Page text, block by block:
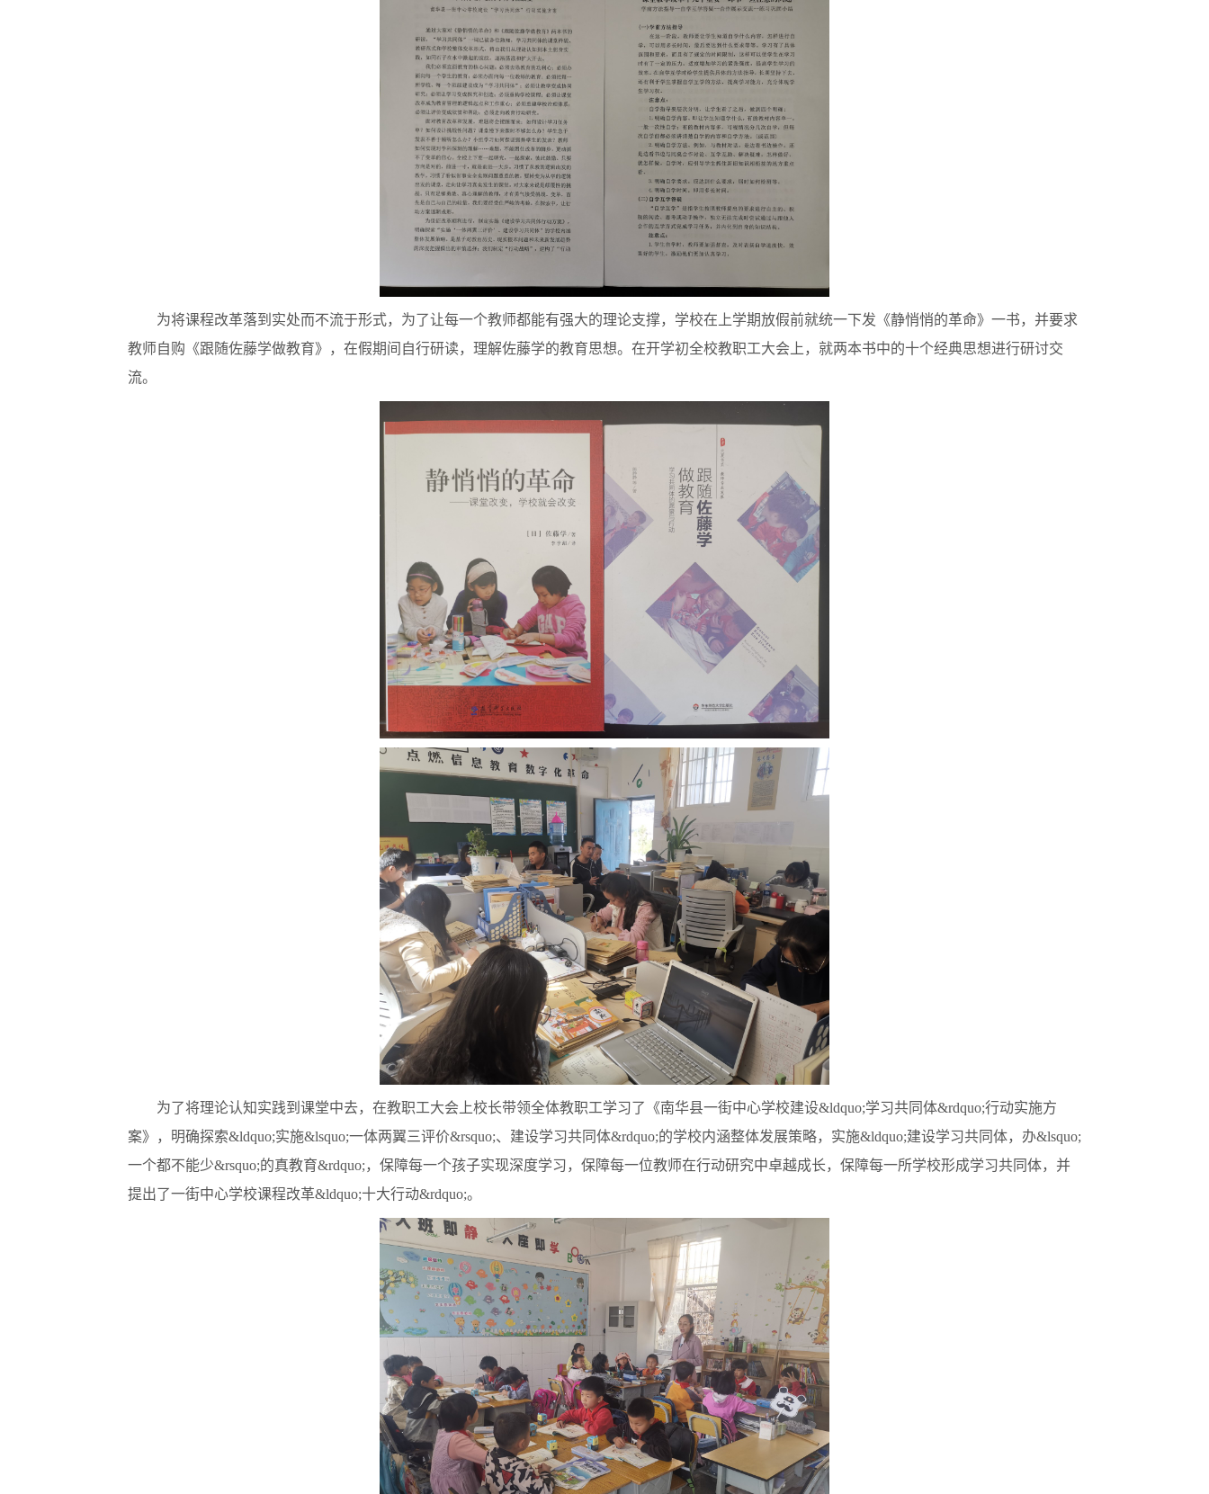
为将课程改革落到实处而不流于形式，为了让每一个教师都能有强大的理论支撑，学校在上学期放假前就统一下发《静悄悄的革命》一书，并要求
教师自购《跟随佐藤学做教育》，在假期间自行研读，理解佐藤学的教育思想。在开学初全校教职工大会上，就两本书中的十个经典思想进行研讨交
流。
为了将理论认知实践到课堂中去，在教职工大会上校长带领全体教职工学习了《南华县一街中心学校建设&ldquo;学习共同体&rdquo;行动实施方
案》，明确探索&ldquo;实施&lsquo;一体两翼三评价&rsquo;、建设学习共同体&rdquo;的学校内涵整体发展策略，实施&ldquo;建设学习共同体，办&lsquo;
一个都不能少&rsquo;的真教育&rdquo;，保障每一个孩子实现深度学习，保障每一位教师在行动研究中卓越成长，保障每一所学校形成学习共同体，并
提出了一街中心学校课程改革&ldquo;十大行动&rdquo;。